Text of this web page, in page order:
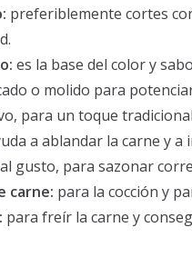
preferiblemente cortes
es la base del color y
o molido para
para un toque
a ablandar la carne y a
al gusto, para sazonar
carne: para la cocción y
para freír la carne y